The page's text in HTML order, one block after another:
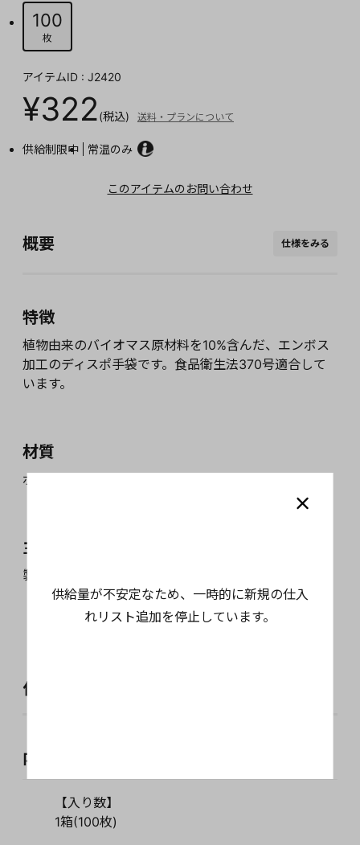
100
枚
アイテムID : J2420
¥322(税込) 送料・プランについて
供給制限中 常温のみ
このアイテムのお問い合わせ
概要 仕様をみる
特徴
植物由来のバイオマス原材料を10%含んだ、エンボス
加工のディスポ手袋です。食品衛生法370号適合して
います。
材質
ポリエチレン
主な用途
製菓、製パン全般でご使用いただけます。
仕様
内容量・入り数・サイズ
【入り数】
1箱(100枚)
供給量が不安定なため、一時的に新規の仕入
れリスト追加を停止しています。